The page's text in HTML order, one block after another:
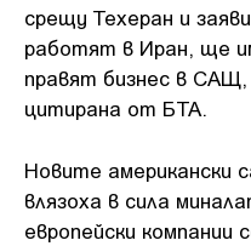
срещу Техеран и
работят в Иран, ще
правят бизнес в
цитирана от БТА.
Новите американски
влязоха в сила
европейски компании